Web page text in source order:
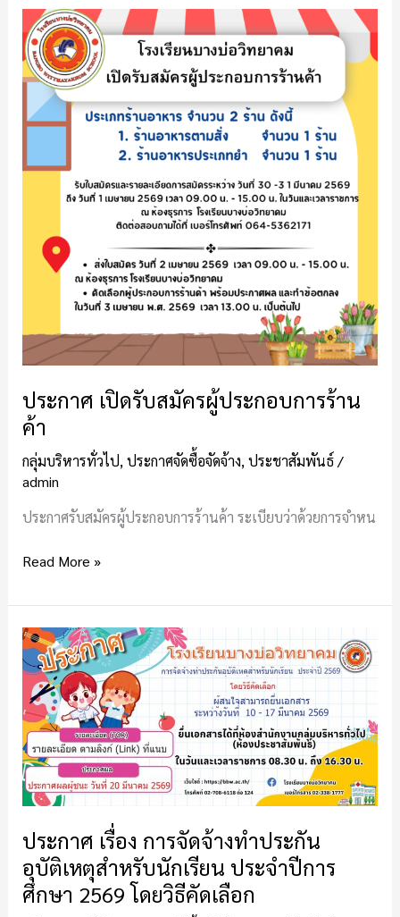
ประกาศ เปิดรับสมัครผู้ประกอบการร้าน
ค้า
กลุ่มบริหารทั่วไป,ประกาศจัดซื้อจัดจ้าง,ประชาสัมพันธ์/
admin
ประกาศรับสมัครผู้ประกอบการร้านค้า ระเบียบว่าด้วยการจำหน
ประกาศ
เปิด
รับ
สมัคร
ประกอบ
ร้าน
Read More »
ประกาศ เรื่อง การจัดจ้างทำประกัน
อุบัติเหตุสำหรับนักเรียน ประจำปีการ
ศึกษา 2569 โดยวิธีคัดเลือก
ประกาศ
เรื่อง
การ
จัด
จ้าง
ทำ
ประกัน
อุบัติเหตุ
นักเรียน
ประจำ
ปี
การ